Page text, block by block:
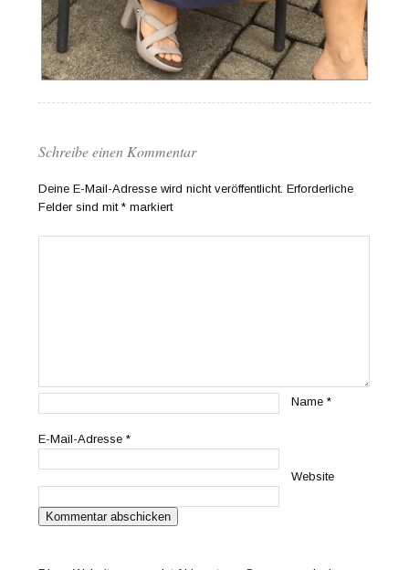
Schreibe einen Kommentar
Deine E-Mail-Adresse wird nicht veröffentlicht. Erforderliche
Felder sind mit* markiert
Name*
E-Mail-Adresse*
Website